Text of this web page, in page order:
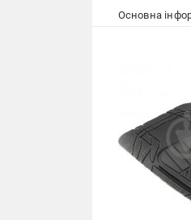
Основна